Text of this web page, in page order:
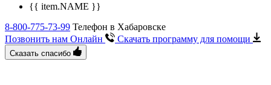
{{ item.NAME }}
8-800-775-73-99 Телефон в Хабаровске
Позвонить нам Онлайн
Скачать программу для помощи
Сказать спасибо